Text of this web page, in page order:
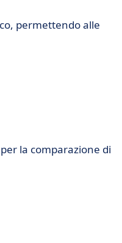
permettendo alle
la comparazione di